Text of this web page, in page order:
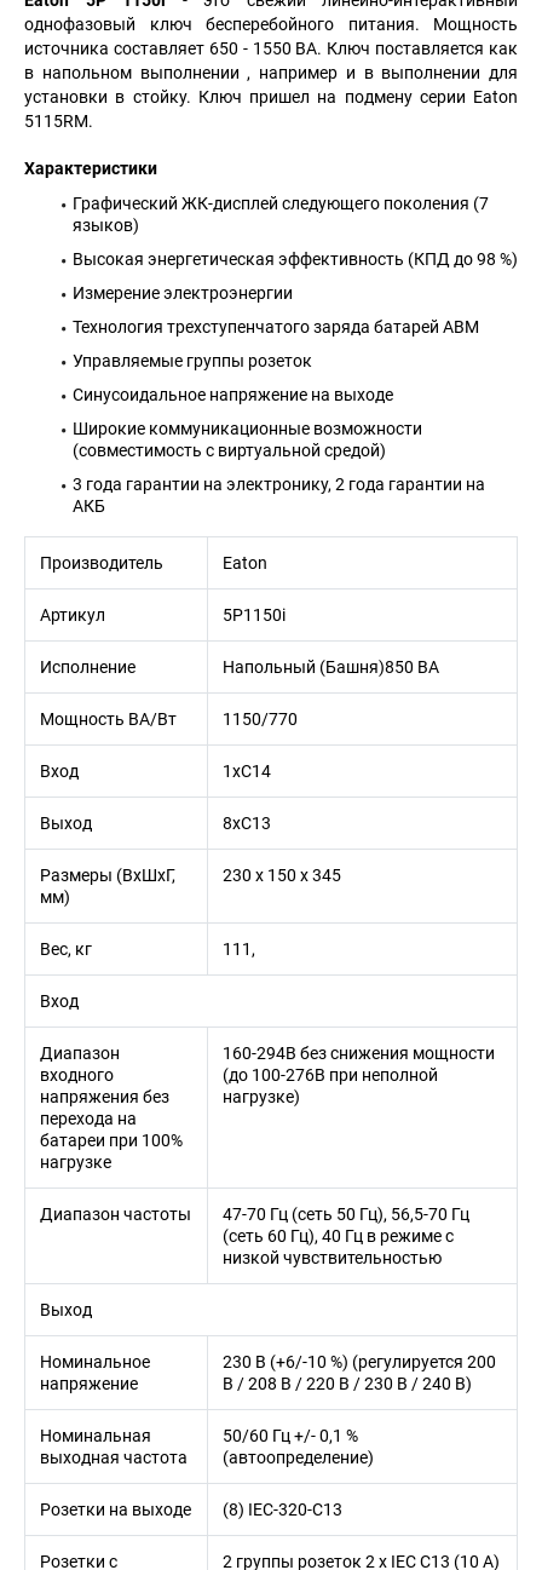
однофазовый ключ бесперебойного питания. Мощность
источника составляет 650 - 1550 ВА. Ключ поставляется как
в напольном выполнении , например и в выполнении для
установки в стойку. Ключ пришел на подмену серии Eaton
5115RM.
Характеристики
Графический ЖК-дисплей следующего поколения (7
языков)
Высокая энергетическая эффективность (КПД до 98 %)
Измерение электроэнергии
Технология трехступенчатого заряда батарей АВМ
Управляемые группы розеток
Синусоидальное напряжение на выходе
Широкие коммуникационные возможности
(совместимость с виртуальной средой)
3 года гарантии на электронику, 2 года гарантии на
АКБ
Производитель Eaton
Артикул 5P1150i
Исполнение Напольный (Башня)850 ВА
Мощность ВА/Вт 1150/770
Вход 1хC14
Выход 8хC13
Размеры (ВхШхГ,
мм)
230 x 150 x 345
Вес, кг 111,
Вход
Диапазон
входного
напряжения без
перехода на
батареи при 100%
нагрузке
160-294В без снижения мощности
(до 100-276В при неполной
нагрузке)
Диапазон частоты
47-70 Гц (сеть 50 Гц), 56,5-70 Гц
(сеть 60 Гц), 40 Гц в режиме с
низкой чувствительностью
Выход
Номинальное
напряжение
230 В (+6/-10 %) (регулируется 200
В / 208 В / 220 В / 230 В / 240 В)
Номинальная
выходная частота
50/60 Гц +/- 0,1 %
(автоопределение)
Розетки на выходе (8) IEC-320-C13
Розетки с 2 группы розеток 2 x IEC C13 (10 A)